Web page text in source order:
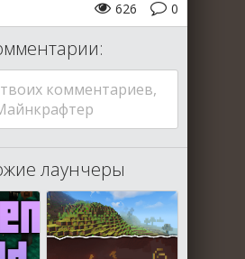
0
626
комментариев,
лаунчеры